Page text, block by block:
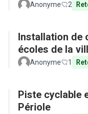
Anonyme 2
Installation de
écoles de la
Anonyme 1
Piste cyclable
Périole